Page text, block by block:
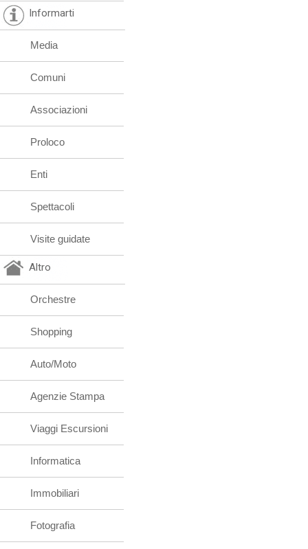
Informarti
Media
Comuni
Associazioni
Proloco
Enti
Spettacoli
Visite guidate
Altro
Orchestre
Shopping
Auto/Moto
Agenzie Stampa
Viaggi Escursioni
Informatica
Immobiliari
Fotografia